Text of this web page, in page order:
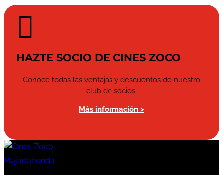

HAZTE SOCIO DE CINES ZOCO
Conoce todas las ventajas y descuentos de nuestro
club de socios.
Más información >